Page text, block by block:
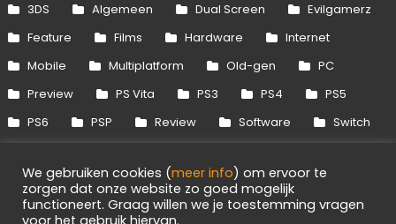
3DS Algemeen Dual Screen
Evilgamerz
Feature
Films Hardware
Internet
Mobile
Multiplatform Old-gen
PC
Preview
PS Vita PS3 PS4
PS5
PS6
PSP Review Software
Switch
Xbox 360
Xbox One Xbox Series
We gebruiken cookies (meer info) om ervoor te
zorgen dat onze website zo goed mogelijk
functioneert. Graag willen we je toestemming vragen
voor het gebruik hiervan.